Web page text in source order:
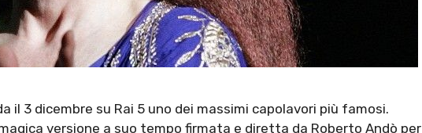
il 3 dicembre su Rai 5 uno dei massimi capolavori più famosi.
versione a suo tempo firmata e diretta da Roberto Andò per